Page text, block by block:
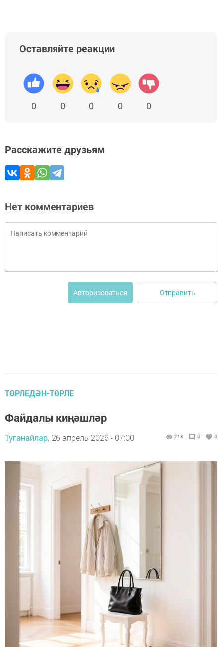
Оставляйте реакции
0 0 0 0 0
Расскажите друзьям
Нет комментариев
Авторизоваться Отправить
ТӨРЛЕДӘН-ТӨРЛЕ
Файдалы киңәшләр
Туганайлар, 26 апрель 2026 - 07:00 218 0 0